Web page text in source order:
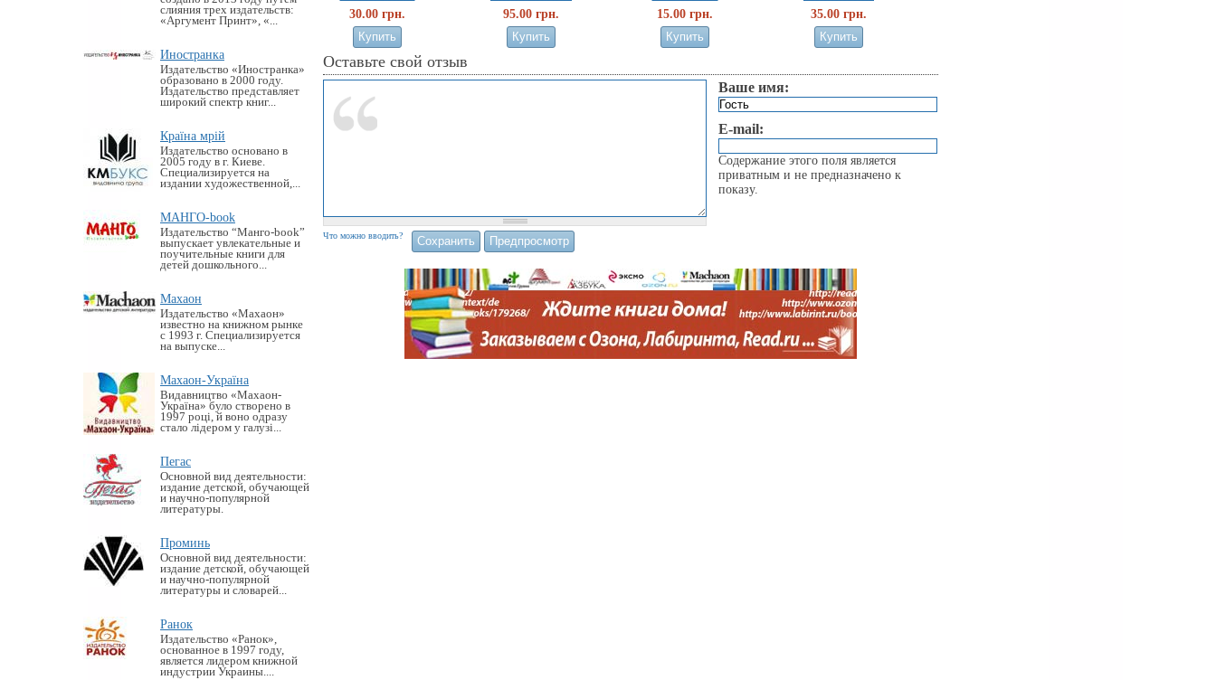
слияния трех издательств:
«Аргумент Принт», «...
Иностранка
Издательство «Иностранка»
образовано в 2000 году.
Издательство представляет
широкий спектр книг...
Країна мрій
Издательство основано в
2005 году в г. Киеве.
Специализируется на
издании художественной,...
МАНГО-book
Издательство “Манго-book”
выпускает увлекательные и
поучительные книги для
детей дошкольного...
Махаон
Издательство «Махаон»
известно на книжном рынке
с 1993 г. Специализируется
на выпуске...
Махаон-Україна
Видавництво «Махаон-
Україна» було створено в
1997 році, й воно одразу
стало лідером у галузі...
Пегас
Основной вид деятельности:
издание детской, обучающей
и научно-популярной
литературы.
Проминь
Основной вид деятельности:
издание детской, обучающей
и научно-популярной
литературы и словарей...
Ранок
Издательство «Ранок»,
основанное в 1997 году,
является лидером книжной
индустрии Украины....
30.00 грн. 95.00 грн. 15.00 грн. 35.00 грн.
Оставьте свой отзыв
Ваше имя:
E-mail:
Содержание этого поля является
приватным и не предназначено к
показу.
Что можно вводить?